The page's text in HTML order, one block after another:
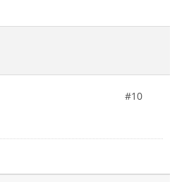
#10